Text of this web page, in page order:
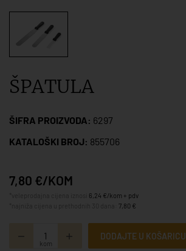
ŠPATULA
ŠIFRA PROIZVODA: 6297
KATALOŠKI BROJ: 855706
7,80 €/KOM
6,24 €/kom + pdv
7,80 €
kom
DODAJTE U KOŠARICU